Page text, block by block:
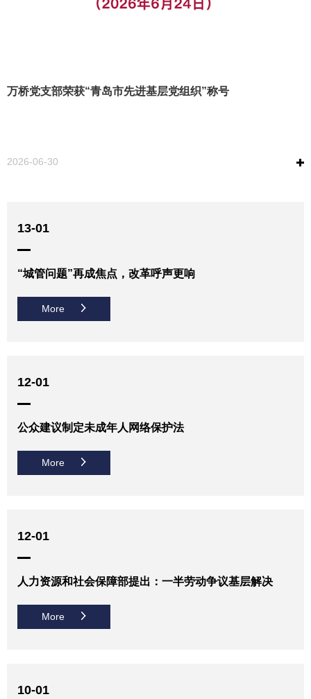
万桥党支部荣获“青岛市先进基层党组织”称号
2026-06-30
13-01
“城管问题”再成焦点，改革呼声更响
More
12-01
公众建议制定未成年人网络保护法
More
12-01
人力资源和社会保障部提出：一半劳动争议基层解决
More
10-01